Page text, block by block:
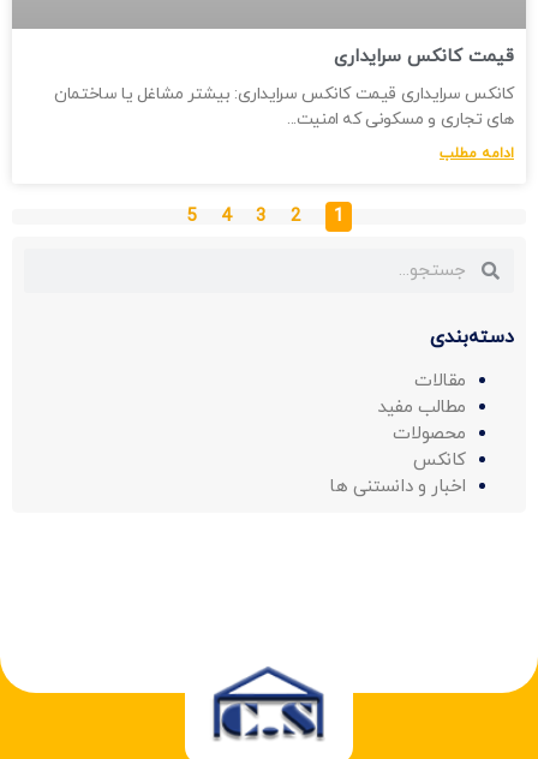
قیمت کانکس سرایداری
کانکس سرایداری قیمت کانکس سرایداری: بیشتر مشاغل یا ساختمان
های تجاری و مسکونی که امنیت
ادامه مطلب
1
2
3
4
5
دسته‌بندی
مقالات
مطالب مفید
محصولات
کانکس
اخبار و دانستنی ها